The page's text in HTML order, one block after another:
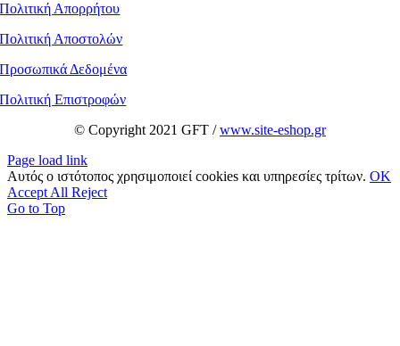
Πολιτική Απορρήτου
Πολιτική Αποστολών
Προσωπικά Δεδομένα
Πολιτική Επιστροφών
© Copyright 2021 GFT /www.site-eshop.gr
Page load link
Αυτός ο ιστότοπος χρησιμοποιεί cookies και υπηρεσίες τρίτων. OK
Accept All Reject
Go to Top